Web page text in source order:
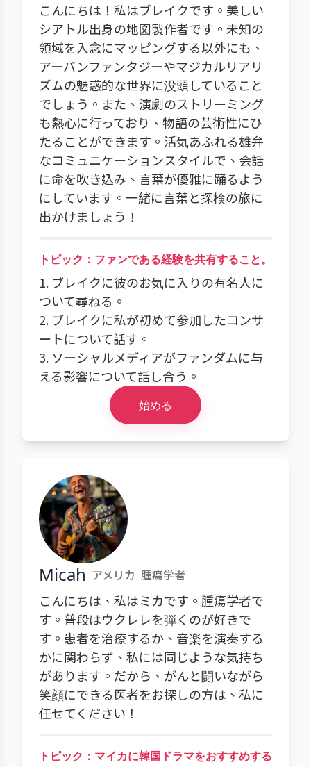
こんにちは！私はブレイクです。美しい
シアトル出身の地図製作者です。未知の
領域を入念にマッピングする以外にも、
アーバンファンタジーやマジカルリアリ
ズムの魅惑的な世界に没頭していること
でしょう。また、演劇のストリーミング
も熱心に行っており、物語の芸術性にひ
たることができます。活気あふれる雄弁
なコミュニケーションスタイルで、会話
に命を吹き込み、言葉が優雅に踊るよう
にしています。一緒に言葉と探検の旅に
出かけましょう！
トピック：ファンである経験を共有すること。
1. ブレイクに彼のお気に入りの有名人に
ついて尋ねる。
2. ブレイクに私が初めて参加したコンサ
ートについて話す。
3. ソーシャルメディアがファンダムに与
える影響について話し合う。
始める
Micah アメリカ 腫瘍学者
こんにちは、私はミカです。腫瘍学者で
す。普段はウクレレを弾くのが好きで
す。患者を治療するか、音楽を演奏する
かに関わらず、私には同じような気持ち
があります。だから、がんと闘いながら
笑顔にできる医者をお探しの方は、私に
任せてください！
トピック：マイカに韓国ドラマをおすすめする